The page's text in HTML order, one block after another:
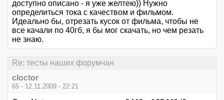
доступно описано - я уже желтею)) Нужно
определиться тока с качеством и фильмом.
Идеально бы, отрезать кусок от фильма, чтобы не
все качали по 40гб, я бы мог скачать, но чем резать
не знаю.
Re: тесты наших форумчан
cloctor
65 - 12.11.2009 - 22:21